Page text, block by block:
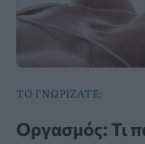
ΤΟ ΓΝΩΡΙΖΑΤΕ;
Οργασμός: Τι